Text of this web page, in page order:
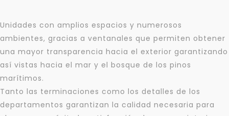
Unidades con amplios espacios y numerosos
ambientes, gracias a ventanales que permiten obtener
una mayor transparencia hacia el exterior garantizando
así vistas hacia el mar y el bosque de los pinos
marítimos.
Tanto las terminaciones como los detalles de los
departamentos garantizan la calidad necesaria para